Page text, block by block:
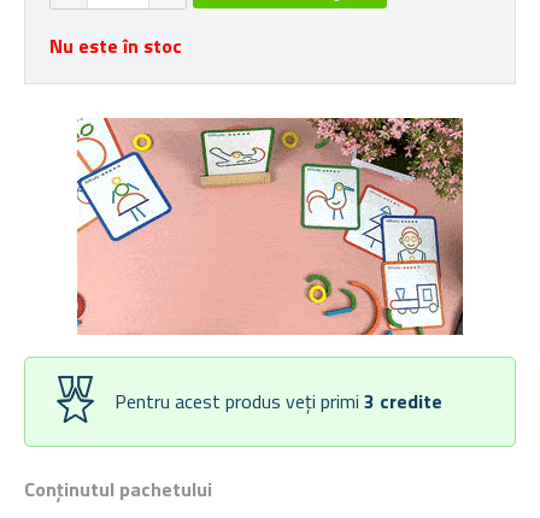
Conținutul pachetului
Nu este în stoc
Pentru acest produs veți primi 3 credite